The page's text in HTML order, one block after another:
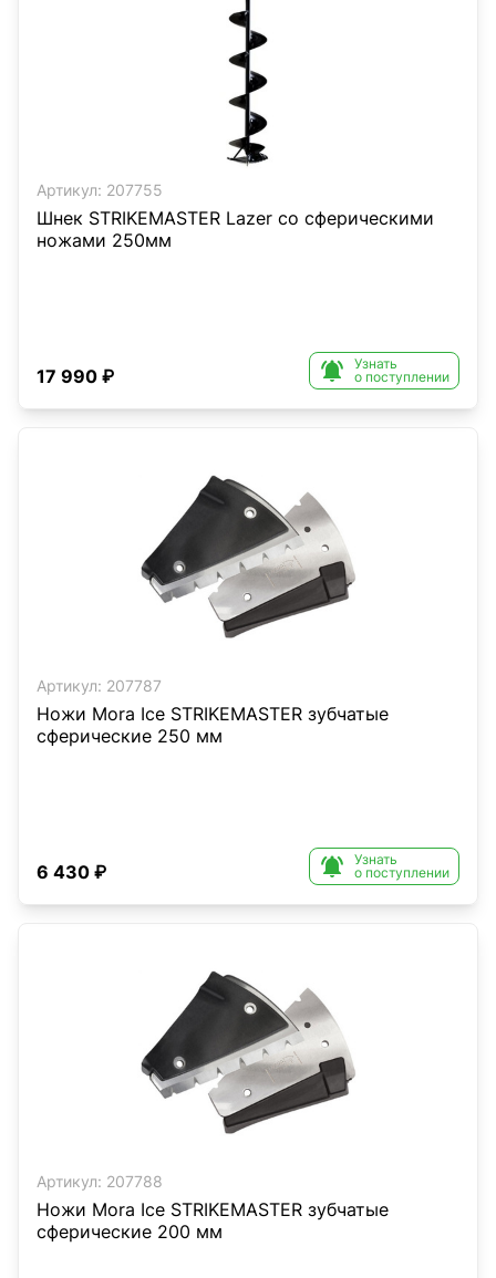
Артикул: 207755
Шнек STRIKEMASTER Lazer со сферическими
ножами 250мм
17 990 ₽ 
Узнать
о поступлении
Артикул: 207787
Ножи Mora Ice STRIKEMASTER зубчатые
сферические 250 мм
6 430 ₽ 
Узнать
о поступлении
Артикул: 207788
Ножи Mora Ice STRIKEMASTER зубчатые
сферические 200 мм